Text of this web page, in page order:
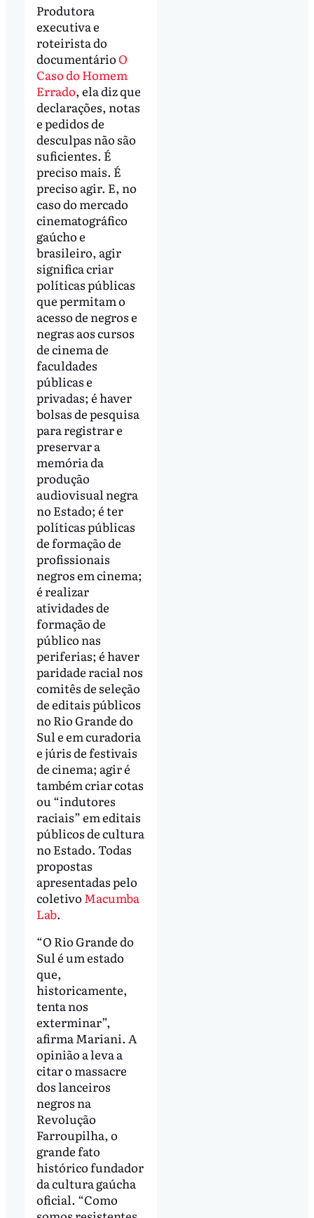
Produtora
executiva e
roteirista do
documentárioO
Caso do Homem
Errado, ela diz que
declarações, notas
e pedidos de
desculpas não são
suficientes. É
preciso mais. É
preciso agir. E, no
caso do mercado
cinematográfico
gaúcho e
brasileiro, agir
significa criar
políticas públicas
que permitam o
acesso de negros e
negras aos cursos
de cinema de
faculdades
públicas e
privadas; é haver
bolsas de pesquisa
para registrar e
preservar a
memória da
produção
audiovisual negra
no Estado; é ter
políticas públicas
de formação de
profissionais
negros em cinema;
é realizar
atividades de
formação de
público nas
periferias; é haver
paridade racial nos
comitês de seleção
de editais públicos
no Rio Grande do
Sul e em curadoria
e júris de festivais
de cinema; agir é
também criar cotas
ou “indutores
raciais” em editais
públicos de cultura
no Estado. Todas
propostas
apresentadas pelo
coletivo Macumba
Lab.
“O Rio Grande do
Sul é um estado
que,
historicamente,
tenta nos
exterminar”,
afirma Mariani. A
opinião a leva a
citar o massacre
dos lanceiros
negros na
Revolução
Farroupilha, o
grande fato
histórico fundador
da cultura gaúcha
oficial. “Como